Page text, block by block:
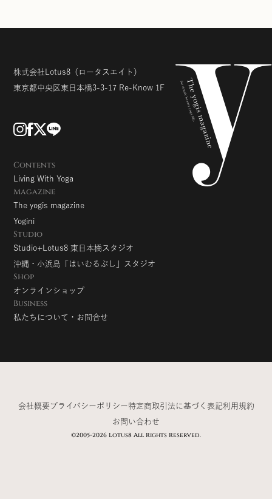
株式会社Lotus8 （ロータスエイト）
東京都中央区東日本橋3-3-17 Re-Know 1F
Contents
Living With Yoga
Magazine
The yogis magazine
Yogini
Studio
Studio+Lotus8 東日本橋スタジオ
沖縄・小浜島「はいむるぶし」スタジオ
Shop
オンラインショップ
Business
私たちについて・お問合せ
©2005-2026 Lotus8 All Rights Reserved.
会社概要プライバシーポリシー特定商取引法に基づく表記利用規約
お問い合わせ